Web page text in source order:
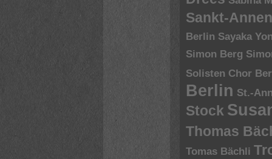
Sankt-
Berlin Sayaka
Simon Berg
Solisten Chor
Berlin St.-
Stock
Thomas
Tomas Bächli